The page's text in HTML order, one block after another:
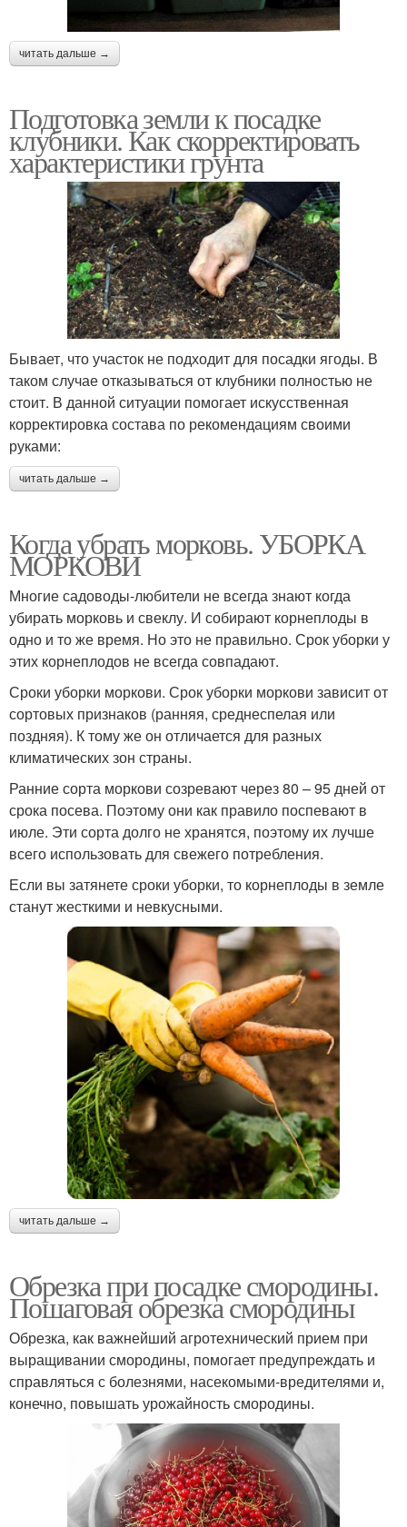
читать дальше →
Подготовка земли к посадке
клубники. Как скорректировать
характеристики грунта
Бывает, что участок не подходит для посадки ягоды. В
таком случае отказываться от клубники полностью не
стоит. В данной ситуации помогает искусственная
корректировка состава по рекомендациям своими
руками:
читать дальше →
Когда убрать морковь. УБОРКА
МОРКОВИ
Многие садоводы-любители не всегда знают когда
убирать морковь и свеклу. И собирают корнеплоды в
одно и то же время. Но это не правильно. Срок уборки у
этих корнеплодов не всегда совпадают.
Сроки уборки моркови. Срок уборки моркови зависит от
сортовых признаков (ранняя, среднеспелая или
поздняя). К тому же он отличается для разных
климатических зон страны.
Ранние сорта моркови созревают через 80 – 95 дней от
срока посева. Поэтому они как правило поспевают в
июле. Эти сорта долго не хранятся, поэтому их лучше
всего использовать для свежего потребления.
Если вы затянете сроки уборки, то корнеплоды в земле
станут жесткими и невкусными.
читать дальше →
Обрезка при посадке смородины.
Пошаговая обрезка смородины
Обрезка, как важнейший агротехнический прием при
выращивании смородины, помогает предупреждать и
справляться с болезнями, насекомыми-вредителями и,
конечно, повышать урожайность смородины.